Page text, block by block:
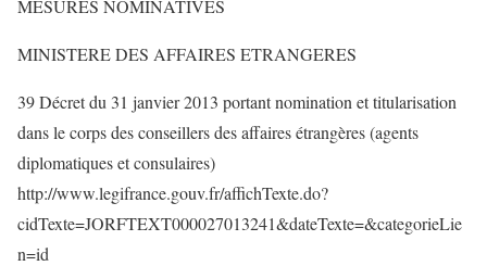
MESURES NOMINATIVES
MINISTERE DES AFFAIRES ETRANGERES
39 Décret du 31 janvier 2013 portant nomination et titularisation
dans le corps des conseillers des affaires étrangères (agents
diplomatiques et consulaires)
http://www.legifrance.gouv.fr/affichTexte.do?
cidTexte=JORFTEXT000027013241&dateTexte=&categorieLie
n=id